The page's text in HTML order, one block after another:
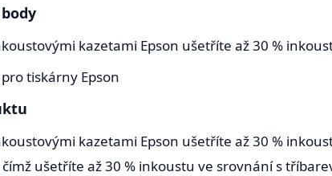
kazetami Epson ušetříte až 30 %
tiskárny Epson
kazetami Epson ušetříte až 30 %
ušetříte až 30 % inkoustu ve srovnání s